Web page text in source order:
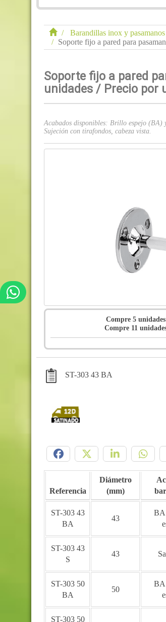
Barandillas inox y pasamanos
Soporte fijo a pared para
Soporte fijo a pared
unidades / Precio por
Acabados disponibles: Brillo espejo (BA)
Sujeción con tirafondos, cabeza vista.
Compre 5
Compre 11
ST-303 43 BA
Referencia
Diámetro
(mm)
ST-303 43
BA
43
ST-303 43
S
43
ST-303 50
BA
50
ST-303 50